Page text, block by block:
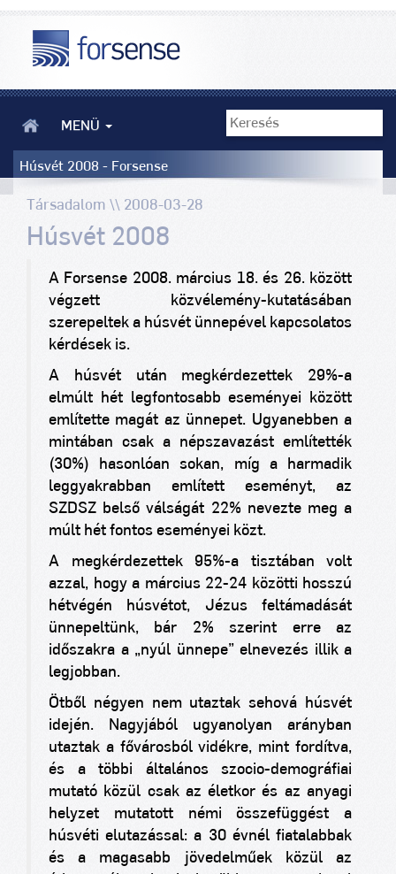
MENÜ
Húsvét 2008 - Forsense
Társadalom \\ 2008-03-28
Húsvét 2008
A Forsense 2008. március 18. és 26. között
végzett közvélemény-kutatásában
szerepeltek a húsvét ünnepével kapcsolatos
kérdések is.
A húsvét után megkérdezettek 29%-a
elmúlt hét legfontosabb eseményei között
említette magát az ünnepet. Ugyanebben a
mintában csak a népszavazást említették
(30%) hasonlóan sokan, míg a harmadik
leggyakrabban említett eseményt, az
SZDSZ belső válságát 22% nevezte meg a
múlt hét fontos eseményei közt.
A megkérdezettek 95%-a tisztában volt
azzal, hogy a március 22-24 közötti hosszú
hétvégén húsvétot, Jézus feltámadását
ünnepeltünk, bár 2% szerint erre az
időszakra a „nyúl ünnepe” elnevezés illik a
legjobban.
Ötből négyen nem utaztak sehová húsvét
idején. Nagyjából ugyanolyan arányban
utaztak a fővárosból vidékre, mint fordítva,
és a többi általános szocio-demográfiai
mutató közül csak az életkor és az anyagi
helyzet mutatott némi összefüggést a
húsvéti elutazással: a 30 évnél fiatalabbak
és a magasabb jövedelműek közül az